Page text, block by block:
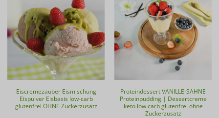
Eiscremezauber Eismischung
Eispulver Eisbasis low-carb
glutenfrei OHNE Zuckerzusatz
Proteindessert VANILLE-SAHNE
Proteinpudding | Dessertcreme
keto low carb glutenfrei ohne
Zuckerzusatz